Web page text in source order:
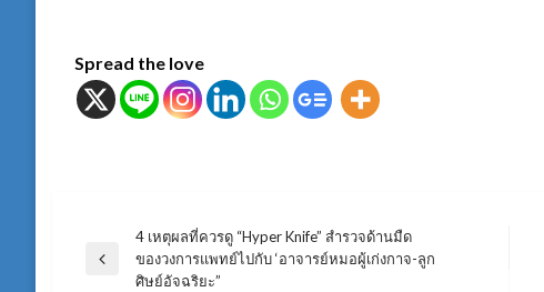
Spread the love
แนะแนว
Previous
4 เหตุผลที่ควรดู “Hyper Knife” สำรวจด้านมืด
ของวงการแพทย์ไปกับ ‘อาจารย์หมอผู้เก่งกาจ-ลูก
ศิษย์อัจฉริยะ”